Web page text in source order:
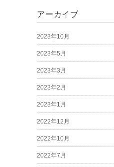
アーカイブ
2023年10月
2023年5月
2023年3月
2023年2月
2023年1月
2022年12月
2022年10月
2022年7月